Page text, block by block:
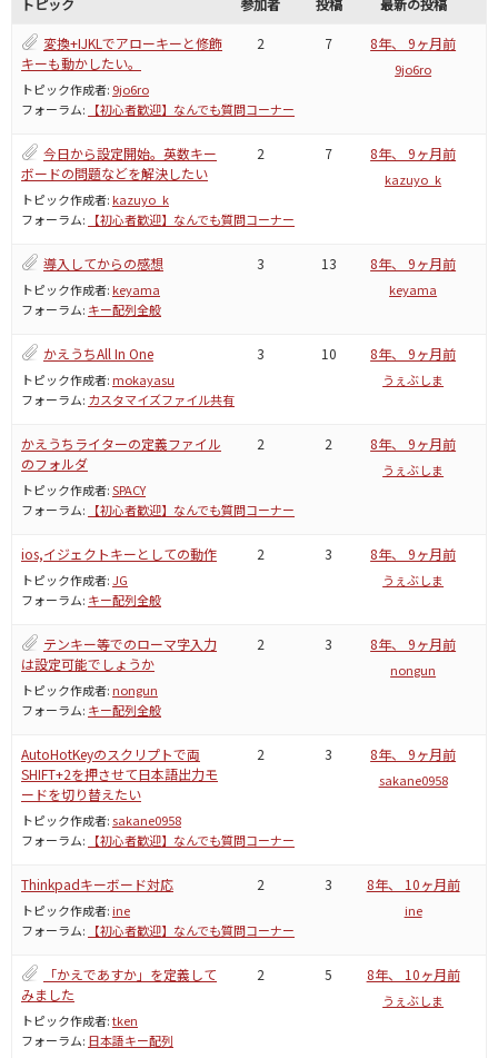
トピック 参加者 投稿 最新の投稿
変換+IJKLでアローキーと修飾
キーも動かしたい。
トピック作成者: 9jo6ro
フォーラム:
【初心者歓迎】なんでも質問コーナー
2 7 8年、 9ヶ月前
9jo6ro
今日から設定開始。英数キー
ボードの問題などを解決したい
トピック作成者: kazuyo_k
フォーラム:
【初心者歓迎】なんでも質問コーナー
2 7 8年、 9ヶ月前
kazuyo_k
導入してからの感想
トピック作成者: keyama
フォーラム: キー配列全般
3 13 8年、 9ヶ月前
keyama
かえうちAll In One
トピック作成者: mokayasu
フォーラム: カスタマイズファイル共有
3 10 8年、 9ヶ月前
うぇぶしま
かえうちライターの定義ファイル
のフォルダ
トピック作成者:SPACY
フォーラム:
【初心者歓迎】なんでも質問コーナー
2 2 8年、 9ヶ月前
うぇぶしま
ios,イジェクトキーとしての動作
トピック作成者:JG
フォーラム: キー配列全般
2 3 8年、 9ヶ月前
うぇぶしま
テンキー等でのローマ字入力
は設定可能でしょうか
トピック作成者: nongun
フォーラム: キー配列全般
2 3 8年、 9ヶ月前
nongun
AutoHotKeyのスクリプトで両
SHIFT+2を押させて日本語出力モ
ードを切り替えたい
トピック作成者:sakane0958
フォーラム:
【初心者歓迎】なんでも質問コーナー
2 3 8年、 9ヶ月前
sakane0958
Thinkpadキーボード対応
トピック作成者: ine
フォーラム:
【初心者歓迎】なんでも質問コーナー
2 3 8年、 10ヶ月前
ine
「かえであすか」を定義して
みました
トピック作成者:tken
フォーラム: 日本語キー配列
2 5 8年、 10ヶ月前
うぇぶしま